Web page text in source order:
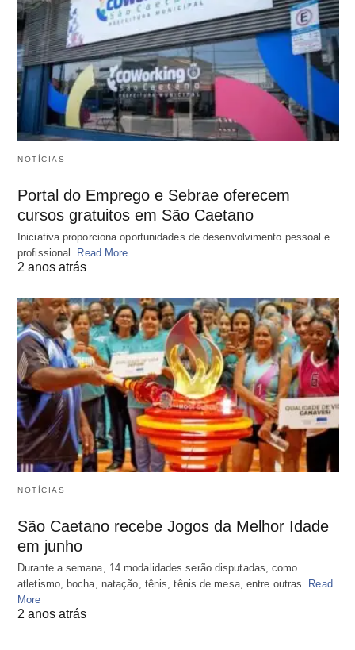
NOTÍCIAS
Portal do Emprego e Sebrae oferecem
cursos gratuitos em São Caetano
Iniciativa proporciona oportunidades de desenvolvimento pessoal e
profissional.
Read More
2 anos atrás
NOTÍCIAS
São Caetano recebe Jogos da Melhor Idade
em junho
Durante a semana, 14 modalidades serão disputadas, como
atletismo, bocha, natação, tênis, tênis de mesa, entre outras. Read
More
2 anos atrás